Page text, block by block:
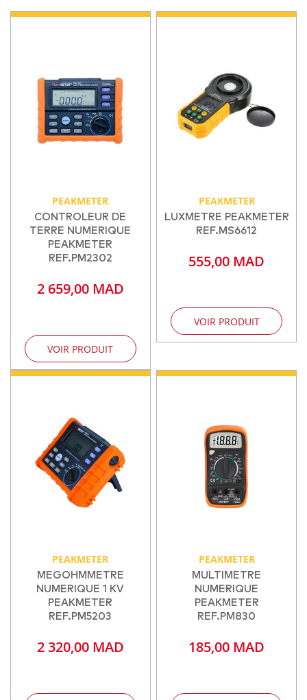
PEAKMETER
CONTROLEUR DE
TERRE NUMERIQUE
PEAKMETER
REF.PM2302
2 659,00 MAD
VOIR PRODUIT
PEAKMETER
LUXMETRE PEAKMETER
REF.MS6612
555,00 MAD
VOIR PRODUIT
PEAKMETER
MEGOHMMETRE
NUMERIQUE 1 KV
PEAKMETER
REF.PM5203
2 320,00 MAD
PEAKMETER
MULTIMETRE
NUMERIQUE
PEAKMETER
REF.PM830
185,00 MAD